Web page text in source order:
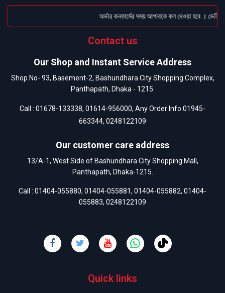
অর্ডার কনফার্মের সময় আপনাকে কল দেওয়া হবে ।
Contact us
Our Shop and Instant Service Address
Shop No- 93, Basement-2, Bashundhara City Shopping Complex,
Panthapath, Dhaka - 1215.
Call : 01678-133338, 01614-956000, Any Order Info:01945-
663344, 0248122109
Our customer care address
13/A-1, West Side of Bashundhara City Shopping Mall,
Panthapath, Dhaka-1215.
Call : 01404-055880, 01404-055881, 01404-055882, 01404-
055883, 0248122109
Quick links